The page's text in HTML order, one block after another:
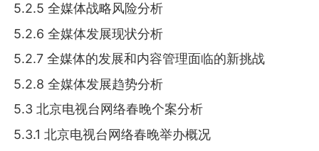
5.2.5 全媒体战略风险分析
5.2.6 全媒体发展现状分析
5.2.7 全媒体的发展和内容管理面临的新挑战
5.2.8 全媒体发展趋势分析
5.3 北京电视台网络春晚个案分析
5.3.1 北京电视台网络春晚举办概况